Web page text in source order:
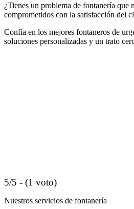
¿Tienes un problema de fontanería que
comprometidos con la satisfacción del
Confía en los mejores fontaneros de
soluciones personalizadas y un trato
5/5 - (1 voto)
Nuestros servicios de fontanería